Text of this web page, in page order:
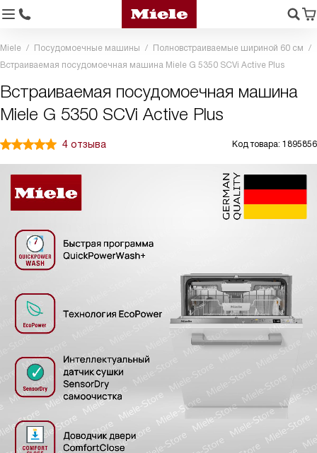
Miele Посудомоечные машины
Полновстраиваемые шириной 60 см
Встраиваемая посудомоечная машина Miele G 5350 SCVi Active Plus
Встраиваемая посудомоечная машина
Miele G 5350 SCVi Active Plus
4 отзыва Код товара: 1895856